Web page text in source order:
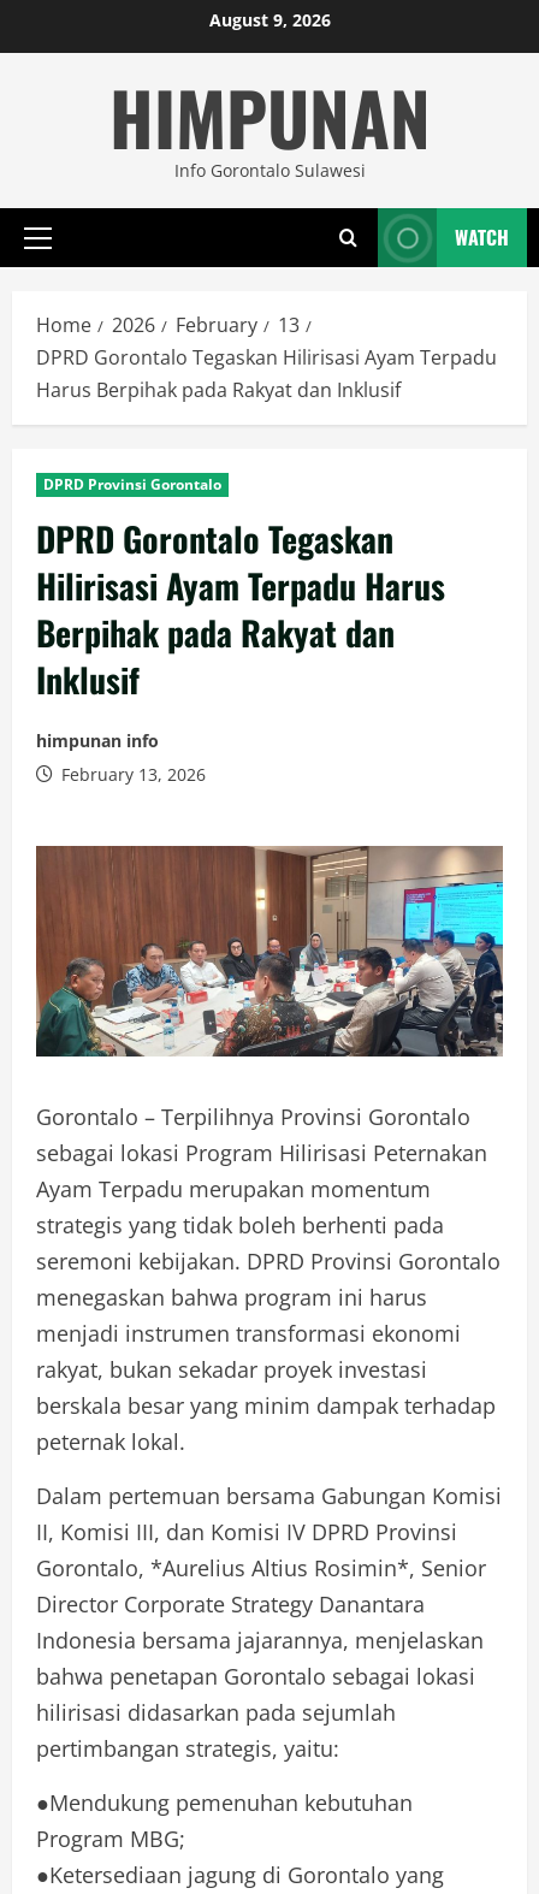
to
August 9, 2026
HIMPUNAN
Info Gorontalo Sulawesi
Primary
WATCH
Home 2026 February
13
DPRD Gorontalo Tegaskan Hilirisasi Ayam Terpadu
Harus Berpihak pada Rakyat dan Inklusif
DPRD Provinsi Gorontalo
DPRD Gorontalo Tegaskan
Hilirisasi Ayam Terpadu Harus
Berpihak pada Rakyat dan
Inklusif
himpunan info
February 13, 2026
Gorontalo – Terpilihnya Provinsi Gorontalo
sebagai lokasi Program Hilirisasi Peternakan
Ayam Terpadu merupakan momentum
strategis yang tidak boleh berhenti pada
seremoni kebijakan. DPRD Provinsi Gorontalo
menegaskan bahwa program ini harus
menjadi instrumen transformasi ekonomi
rakyat, bukan sekadar proyek investasi
berskala besar yang minim dampak terhadap
peternak lokal.
Dalam pertemuan bersama Gabungan Komisi
II, Komisi III, dan Komisi IV DPRD Provinsi
Gorontalo, *Aurelius Altius Rosimin*, Senior
Director Corporate Strategy Danantara
Indonesia bersama jajarannya, menjelaskan
bahwa penetapan Gorontalo sebagai lokasi
hilirisasi didasarkan pada sejumlah
pertimbangan strategis, yaitu:
●Mendukung pemenuhan kebutuhan
Program MBG;
●Ketersediaan jagung di Gorontalo yang